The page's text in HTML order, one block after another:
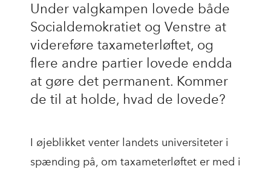
Under valgkampen lovede både
Socialdemokratiet og Venstre at
videreføre taxameterløftet, og
flere andre partier lovede endda
at gøre det permanent. Kommer
de til at holde, hvad de lovede?
I øjeblikket venter landets universiteter i
spænding på, om taxameterløftet er med i